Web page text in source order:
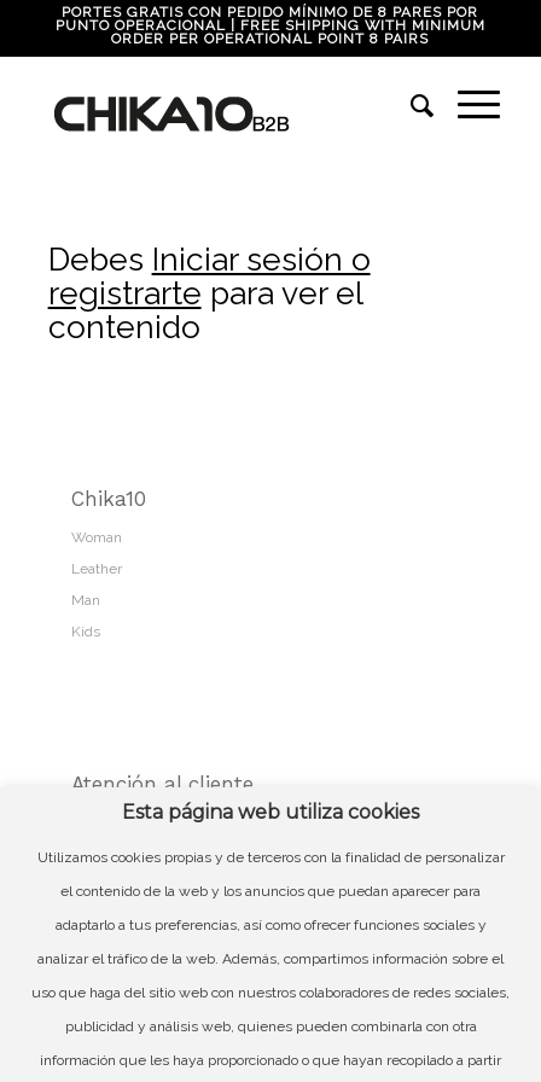
PORTES GRATIS CON PEDIDO MÍNIMO DE 8 PARES POR
PUNTO OPERACIONAL | FREE SHIPPING WITH MINIMUM
ORDER PER OPERATIONAL POINT 8 PAIRS
Debes Iniciar sesión o
registrarte para ver el
contenido
Chika10
Woman
Leather
Man
Kids
Atención al cliente
Contacto
Guía de compra
Cambios y devoluciones
Córner Web Login
Acerca de Chika10
Esta página web utiliza cookies
Utilizamos cookies propias y de terceros con la finalidad de personalizar
el contenido de la web y los anuncios que puedan aparecer para
adaptarlo a tus preferencias, así como ofrecer funciones sociales y
analizar el tráfico de la web. Además, compartimos información sobre el
uso que haga del sitio web con nuestros colaboradores de redes sociales,
publicidad y análisis web, quienes pueden combinarla con otra
información que les haya proporcionado o que hayan recopilado a partir